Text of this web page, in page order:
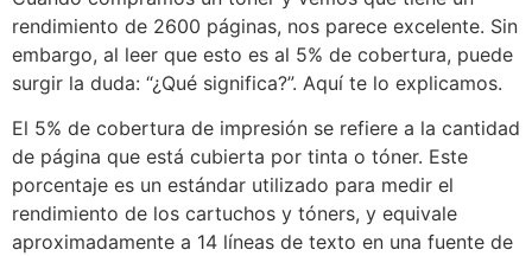
rendimiento de 2600 páginas, nos parece excelente. Sin
embargo, al leer que esto es al 5% de cobertura, puede
surgir la duda: “¿Qué significa?”. Aquí te lo explicamos.
El 5% de cobertura de impresión se refiere a la cantidad
de página que está cubierta por tinta o tóner. Este
porcentaje es un estándar utilizado para medir el
rendimiento de los cartuchos y tóners, y equivale
aproximadamente a 14 líneas de texto en una fuente de